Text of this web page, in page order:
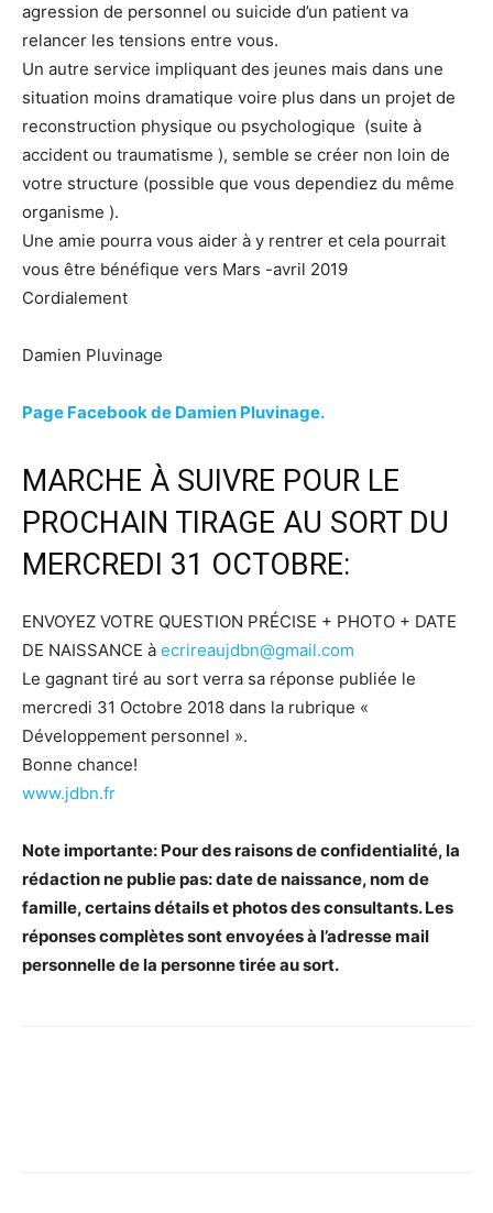
agression de personnel ou suicide d’un patient va
relancer les tensions entre vous.
Un autre service impliquant des jeunes mais dans une
situation moins dramatique voire plus dans un projet de
reconstruction physique ou psychologique (suite à
accident ou traumatisme ), semble se créer non loin de
votre structure (possible que vous dependiez du même
organisme ).
Une amie pourra vous aider à y rentrer et cela pourrait
vous être bénéfique vers Mars -avril 2019
Cordialement
Damien Pluvinage
Page Facebook de Damien Pluvinage.
MARCHE À SUIVRE POUR LE
PROCHAIN TIRAGE AU SORT DU
MERCREDI 31 OCTOBRE:
ENVOYEZ VOTRE QUESTION PRÉCISE + PHOTO + DATE
DE NAISSANCE à ecrireaujdbn@gmail.com
Le gagnant tiré au sort verra sa réponse publiée le
mercredi 31 Octobre 2018 dans la rubrique «
Développement personnel ».
Bonne chance!
www.jdbn.fr
Note importante: Pour des raisons de confidentialité, la
rédaction ne publie pas: date de naissance, nom de
famille, certains détails et photos des consultants. Les
réponses complètes sont envoyées à l’adresse mail
personnelle de la personne tirée au sort.